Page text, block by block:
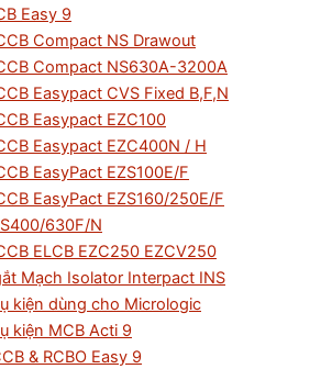
Easy 9
Compact NS Drawout
Compact NS630A-3200A
Easypact CVS Fixed B,F,N
Easypact EZC100
Easypact EZC400N / H
EasyPact EZS100E/F
EasyPact EZS160/250E/F
630F/N
ELCB EZC250 EZCV250
Mạch Isolator Interpact INS
kiện dùng cho Micrologic
kiện MCB Acti 9
& RCBO Easy 9